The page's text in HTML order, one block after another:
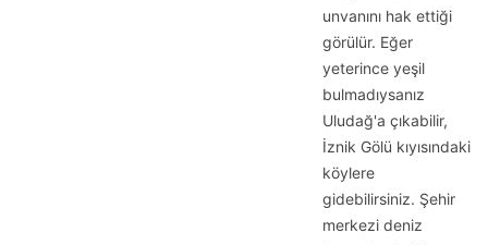
unvanını hak ettiği
görülür. Eğer
yeterince yeşil
bulmadıysanız
Uludağ'a çıkabilir,
İznik Gölü kıyısındaki
köylere
gidebilirsiniz. Şehir
merkezi deniz